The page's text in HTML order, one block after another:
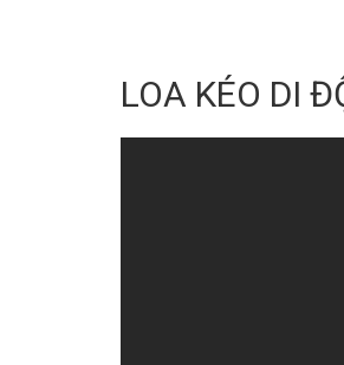
LOA KÉO DI